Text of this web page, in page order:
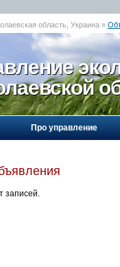
область, Украина »
Про управление
записей.